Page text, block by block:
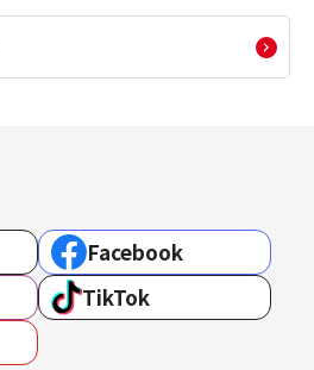
Facebook
TikTok